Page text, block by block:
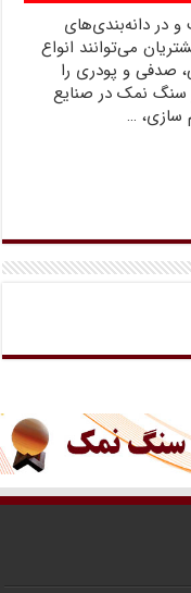
دانه‌بندی‌های
می‌توانند انواع
صدفی و پودری را
سنگ نمک در صنایع
سازی، …